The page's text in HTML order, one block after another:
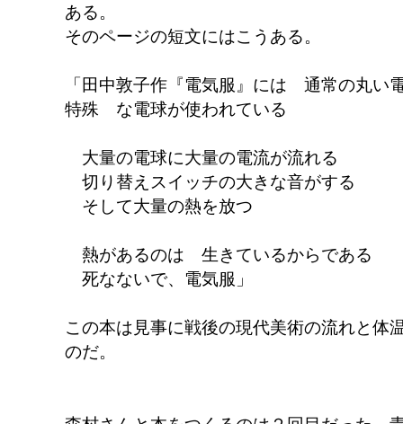
ある。
そのページの短文にはこうある。
「田中敦子作『電気服』には 通常の丸
特殊 な電球が使われている
大量の電球に大量の電流が流れる
切り替えスイッチの大きな音がする
そして大量の熱を放つ
熱があるのは 生きているからである
死なないで、電気服」
この本は見事に戦後の現代美術の流れと体
のだ。